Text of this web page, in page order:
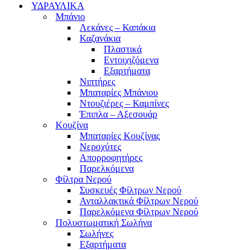
ΥΔΡΑΥΛΙΚΑ
Μπάνιο
Λεκάνες – Καπάκια
Καζανάκια
Πλαστικά
Εντοιχιζόμενα
Εξαρτήματα
Νιπτήρες
Μπαταρίες Μπάνιου
Ντουζιέρες – Καμπίνες
Έπιπλα – Αξεσουάρ
Κουζίνα
Μπαταρίες Κουζίνας
Νεροχύτες
Απορροφητήρες
Παρελκόμενα
Φίλτρα Νερού
Συσκευές Φίλτρων Νερού
Ανταλλακτικά Φίλτρων Νερού
Παρελκόμενα Φίλτρων Νερού
Πολυστωματική Σωλήνα
Σωλήνες
Εξαρτήματα